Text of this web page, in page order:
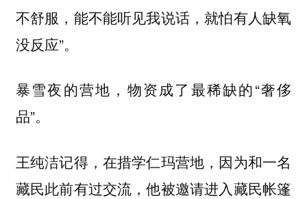
不舒服，能不能听见我说话，就怕有人缺氧
没反应”。
暴雪夜的营地，物资成了最稀缺的“奢侈
品”。
王纯洁记得，在措学仁玛营地，因为和一名
藏民此前有过交流，他被邀请进入藏民帐篷